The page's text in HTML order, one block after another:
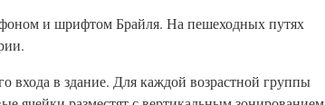
и шрифтом Брайля. На пешеходных путях
входа в здание. Для каждой возрастной группы